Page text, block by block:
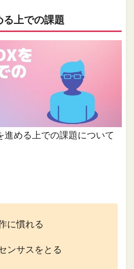
る上での課題
進める上での課題について
に慣れる
ンサスをとる